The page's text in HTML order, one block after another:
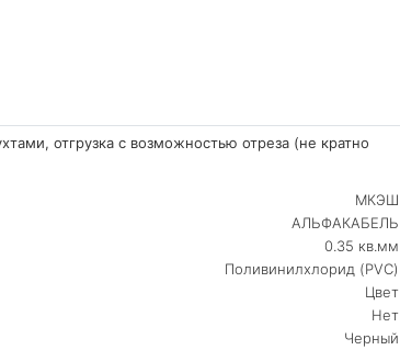
отгрузка с возможностью отреза (не кратно
МКЭШ
АЛЬФАКАБЕЛЬ
0.35 кв.мм
Поливинилхлорид (PVC)
Цвет
Нет
Черный